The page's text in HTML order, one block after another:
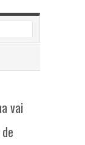
vai